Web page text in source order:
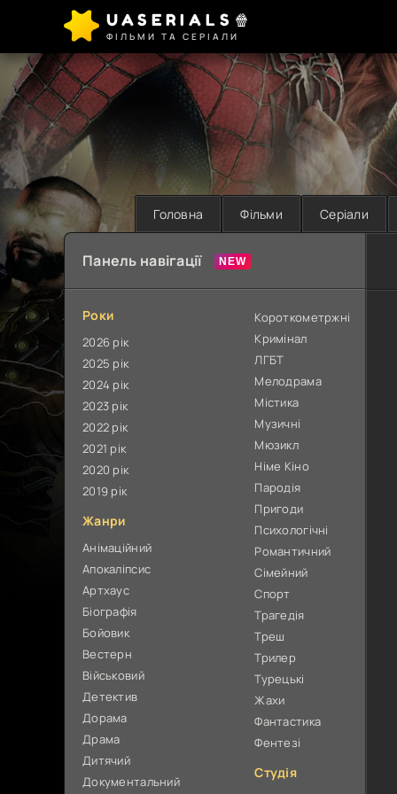
UASERIALS🍿
ФІЛЬМИ ТА СЕРІАЛИ
Головна Фільми Серіали
Панель навігації
Роки
2026 рік
2025 рік
2024 рік
2023 рік
2022 рік
2021 рік
2020 рік
2019 рік
Жанри
Анімаційний
Апокаліпсис
Артхаус
Біографія
Бойовик
Вестерн
Військовий
Детектив
Дорама
Драма
Дитячий
Документальний
Короткометржні
Кримінал
ЛГБТ
Мелодрама
Містика
Музичні
Мюзикл
Німе Кіно
Пародія
Пригоди
Психологічні
Романтичний
Сімейний
Спорт
Трагедія
Треш
Трилер
Турецькі
Жахи
Фантастика
Фентезі
Студія